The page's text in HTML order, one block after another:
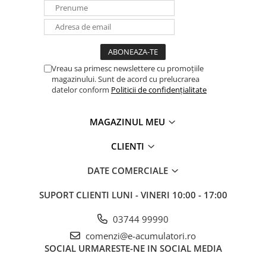
-Pachetul APC RBC27 are nevoie de 8 acumulator 12V 7Ah
-Pachetul APC RBC31 are nevoie de 4 acumulatori 12V 7Ah
-Pachetul APC RBC33 are nevoie de 2 acumulatori 12V 7Ah
-Pachetul APC RBC34 are nevoie de 4 acumulatori 12V 7Ah
-Pachetul APC RBC48 are nevoie de 2 acumulatori 12V 7Ah
-Pachetul APC RBC110 are nevoie de 1 acumulator 12V 7Ah
-Pachetul APC RBC105 are nevoie de 8 acumulatori 12V 7Ah
-Pachetul APC RBC109 are nevoie de 2 acumulatori 12V 7Ah
Vreau sa primesc newslettere cu promoțiile
magazinului. Sunt de acord cu prelucrarea
datelor conform Politicii de confidențialitate
MAGAZINUL MEU
CLIENTI
DATE COMERCIALE
SUPORT CLIENTI LUNI - VINERI 10:00 - 17:00
03744 99990
comenzi@e-acumulatori.ro
SOCIAL URMARESTE-NE IN SOCIAL MEDIA